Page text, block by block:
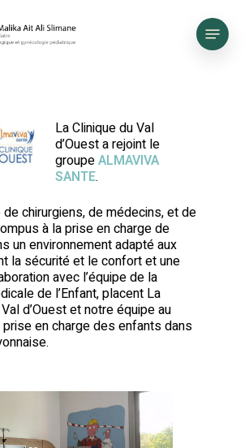
Menu
La Clinique du Val
d’Ouest a rejoint le
groupeALMAVIVA
SANTE.
de chirurgiens, de médecins, et de
à la prise en charge de
un environnement adapté aux
la sécurité et le confort et une
avec l’équipe de la
de l’Enfant, placent La
d’Ouest et notre équipe au
en charge des enfants dans